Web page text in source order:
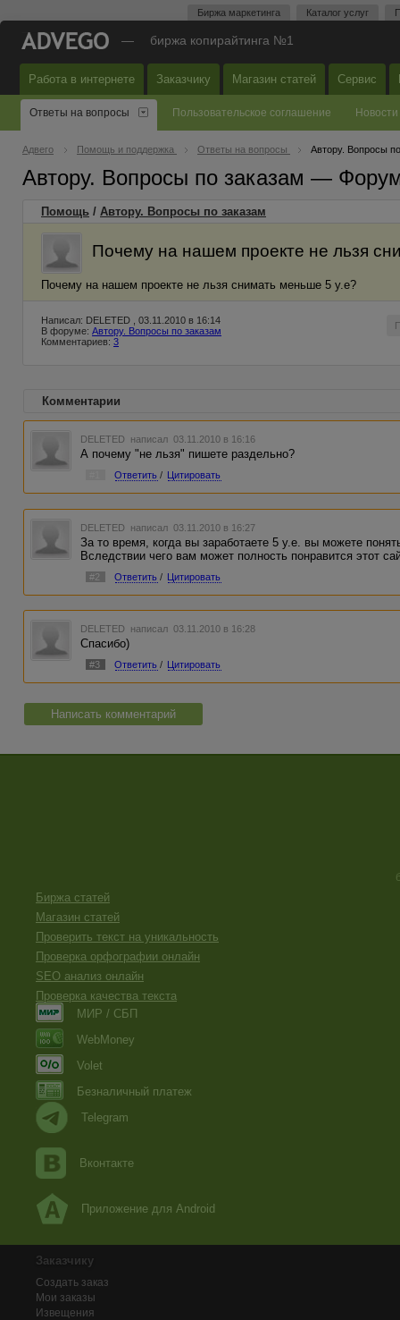
Биржа маркетинга Каталог услуг
— биржа копирайтинга №1
Работа в интернете Заказчику Магазин статей Сервис
Ответы на вопросы Пользовательское соглашение Новости
Адвего Помощь и поддержка Ответы на вопросы Автору. Вопросы
Автору. Вопросы по заказам —
Помощь / Автору. Вопросы по заказам
Почему на нашем проекте не льзя
Почему на нашем проекте не льзя снимать меньше 5 у.е?
Написал: DELETED , 03.11.2010 в 16:14
В форуме: Автору. Вопросы по заказам
Комментариев: 3
Комментарии
DELETED написал 03.11.2010 в 16:16
А почему "не льзя" пишете раздельно?
Ответить / Цитировать
DELETED написал 03.11.2010 в 16:27
За то время, когда вы заработаете 5 у.е. вы можете
Вследствии чего вам может полность понравится этот
#2 Ответить / Цитировать
DELETED написал 03.11.2010 в 16:28
Спасибо)
#3 Ответить / Цитировать
Написать комментарий
Биржа статей
Магазин статей
Проверить текст на уникальность
Проверка орфографии онлайн
SEO анализ онлайн
Проверка качества текста
МИР / СБП
WebMoney
Volet
Безналичный платеж
Telegram
Вконтакте
Приложение для Android
Заказчику
Создать заказ
Мои заказы
Извещения